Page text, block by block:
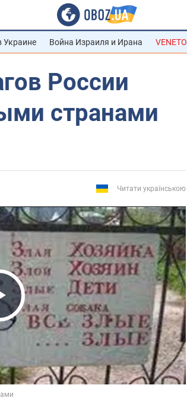
Украине Война Израиля и Ирана VENETO
России
странами
Читати українською
Video